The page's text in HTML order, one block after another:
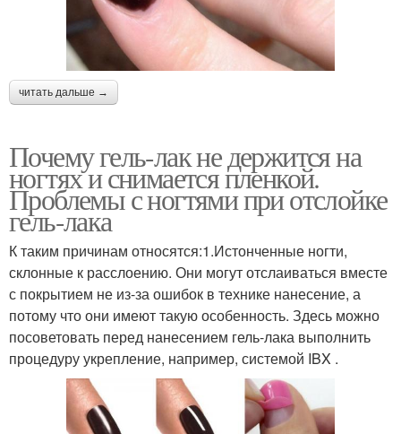
читать дальше →
Почему гель-лак не держится на
ногтях и снимается пленкой.
Проблемы с ногтями при отслойке
гель-лака
К таким причинам относятся:1.Истонченные ногти,
склонные к расслоению. Они могут отслаиваться вместе
с покрытием не из-за ошибок в технике нанесение, а
потому что они имеют такую особенность. Здесь можно
посоветовать перед нанесением гель-лака выполнить
процедуру укрепление, например, системой IBX .